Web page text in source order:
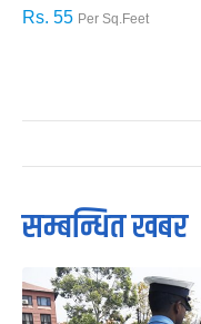
Rs. 55 Per Sq.Feet
सम्बन्धित खबर